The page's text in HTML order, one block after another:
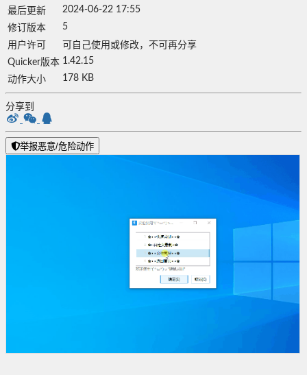
最后更新
2024-06-22 17:55
修订版本
5
用户许可
可自己使用或修改，不可再分享
Quicker版本 1.42.15
动作大小
178 KB
分享到
举报恶意/危险动作